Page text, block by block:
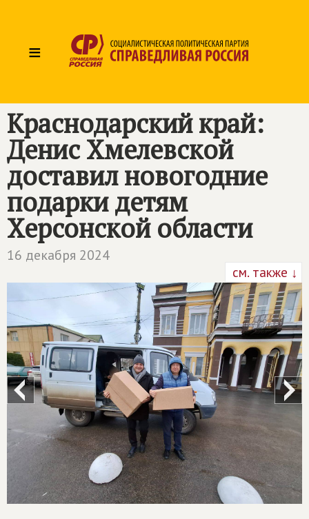
≡
Краснодарский край:
Денис Хмелевской
доставил новогодние
подарки детям
Херсонской области
16 декабря 2024
см. также ↓